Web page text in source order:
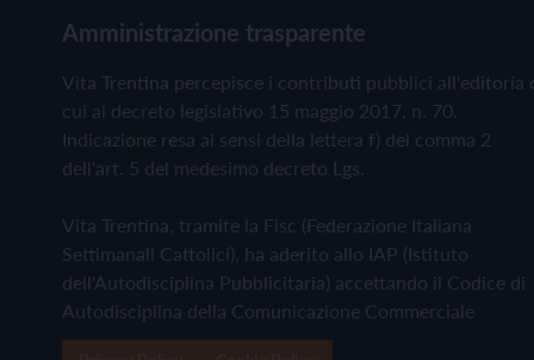
Amministrazione trasparente
Vita Trentina percepisce i contributi pubblici all'editoria
cui al decreto legislativo 15 maggio 2017, n. 70.
Indicazione resa ai sensi della lettera f) del comma 2
dell'art. 5 del medesimo decreto Lgs.
Vita Trentina, tramite la Fisc (Federazione Italiana
Settimanali Cattolici), ha aderito allo IAP (Istituto
dell'Autodisciplina Pubblicitaria) accettando il Codice di
Autodisciplina della Comunicazione Commerciale